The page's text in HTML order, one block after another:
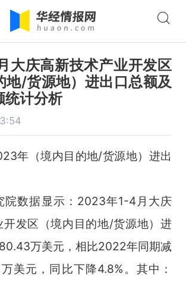
大庆高新技术产业开发区
地/货源地）进出口总额及
统计分析
年（境内目的地/货源地）进出
院数据显示：2023年1-4月大庆
开发区（境内目的地/货源地）进
万美元，相比2022年同期减
美元，同比下降4.8%。其中：